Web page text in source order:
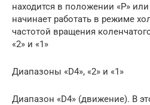
находится в положении «Р» или
начинает работать в режиме
частотой вращения
«2» и «1»
Диапазоны «D4», «2» и «1»
Диапазон «D4» (движение). В